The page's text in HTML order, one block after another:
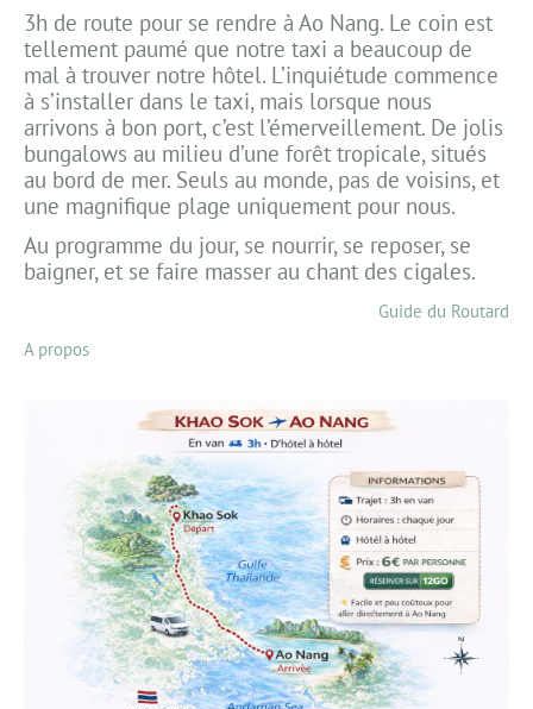
3h de route pour se rendre à Ao Nang. Le coin est
tellement paumé que notre taxi a beaucoup de
mal à trouver notre hôtel. L’inquiétude commence
à s’installer dans le taxi, mais lorsque nous
arrivons à bon port, c’est l’émerveillement. De jolis
bungalows au milieu d’une forêt tropicale, situés
au bord de mer. Seuls au monde, pas de voisins, et
une magnifique plage uniquement pour nous.
Au programme du jour, se nourrir, se reposer, se
baigner, et se faire masser au chant des cigales.
Guide du Routard
A propos